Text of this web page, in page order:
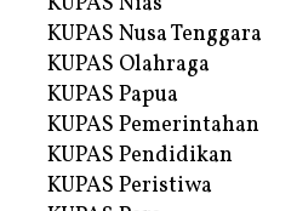
KUPAS Nusa Tenggara
KUPAS Olahraga
KUPAS Papua
KUPAS Pemerintahan
KUPAS Pendidikan
KUPAS Peristiwa